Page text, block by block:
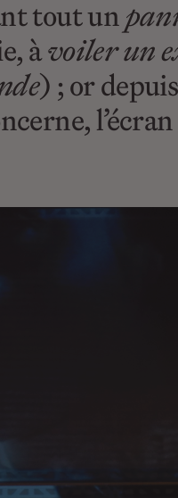
tout un
àvoiler un
) ; or